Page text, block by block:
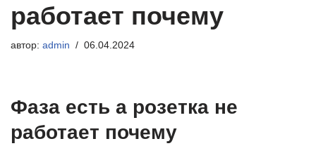
работает почему
автор: admin 06.04.2024
Фаза есть а розетка не
работает почему